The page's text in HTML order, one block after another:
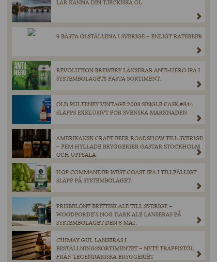
LÄR KÄNNA DIN TJECKISKA ÖL
9 BÄSTA ÖLSTÄLLENA I SVERIGE – ENLIGT RATEBEER
REVOLUTION BREWERY LANSERAR ANTI-HERO IPA I
SYSTEMBOLAGETS FASTA SORTIMENT.
OLD PULTENEY VINTAGE 2008 SINGLE CASK #844
SLÄPPS EXKLUSIVT FÖR SVENSKA MARKNADEN
AMERIKANSK CRAFT BEER ROADSHOW TILL SVERIGE
– FEM HYLLADE BRYGGERIER GÄSTAR STOCKHOLM
OCH UPPSALA
HOP COMMANDER WEST COAST IPA I TILLFÄLLIGT
SLÄPP PÅ SYSTEMBOLAGET.
PRISBELÖNT BRITTISK ALE TILL SVERIGE –
WOODFORDE’S NOG DARK ALE LANSERAS PÅ
SYSTEMBOLAGET DEN 8 MAJ.
CHIMAY GUL LANSERAS I
BESTÄLLNINGSSORTIMENTET – NYTT TRAPPISTÖL
FRÅN LEGENDARISKA BRYGGERIET